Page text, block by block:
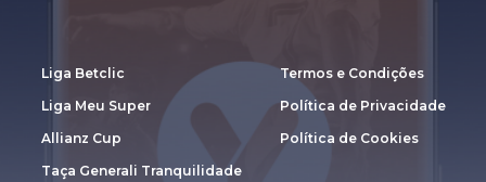
Liga Betclic
Liga Meu Super
Allianz Cup
Taça Generali Tranquilidade
Termos e Condições
Política de Privacidade
Política de Cookies